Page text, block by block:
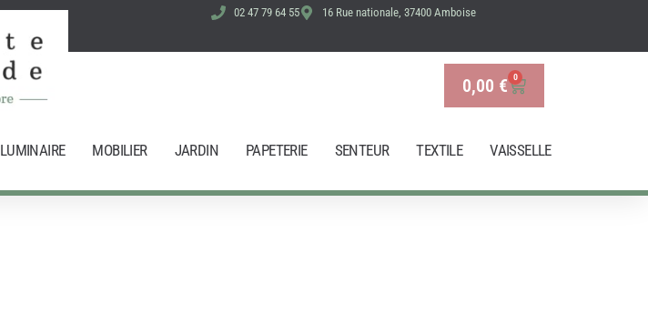
02 47 79 64 55 16 Rue nationale, 37400 Amboise
0,00 € 0
Panier
LUMINAIRE MOBILIER JARDIN PAPETERIE SENTEUR TEXTILE VAISSELLE